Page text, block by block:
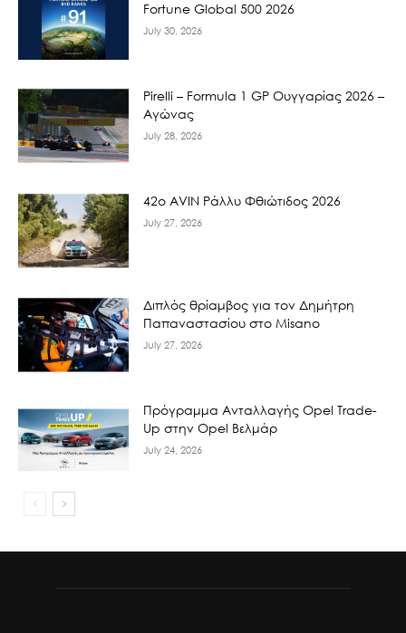
Fortune Global 500 2026
July 30, 2026
Pirelli – Formula 1 GP Ουγγαρίας 2026 –
Αγώνας
July 28, 2026
42ο AVIN Ράλλυ Φθιώτιδος 2026
July 27, 2026
Διπλός θρίαμβος για τον Δημήτρη
Παπαναστασίου στο Misano
July 27, 2026
Πρόγραμμα Ανταλλαγής Opel Trade-
Up στην Opel Βελμάρ
July 24, 2026